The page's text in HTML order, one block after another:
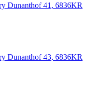
Dunanthof 41, 6836KR
Dunanthof 43, 6836KR